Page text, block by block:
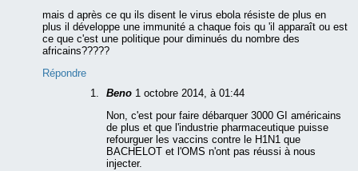
mais d après ce qu ils disent le virus ebola résiste de plus en
plus il développe une immunité a chaque fois qu 'il apparaît ou est
ce que c'est une politique pour diminués du nombre des
africains?????
Répondre
Beno 1 octobre 2014, à 01:44
Non, c'est pour faire débarquer 3000 GI américains
de plus et que l'industrie pharmaceutique puisse
refourguer les vaccins contre le H1N1 que
BACHELOT et l'OMS n'ont pas réussi à nous
injecter.